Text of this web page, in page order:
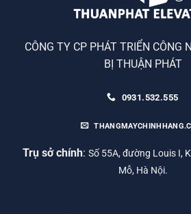
CÔNG TY CP PHÁT TRIỂN CÔNG
BỊ THUẬN PHÁT
0931.532.555
Trụ sở chính: Số 55A, đường Louis I,
Mỗ, Hà Nội.